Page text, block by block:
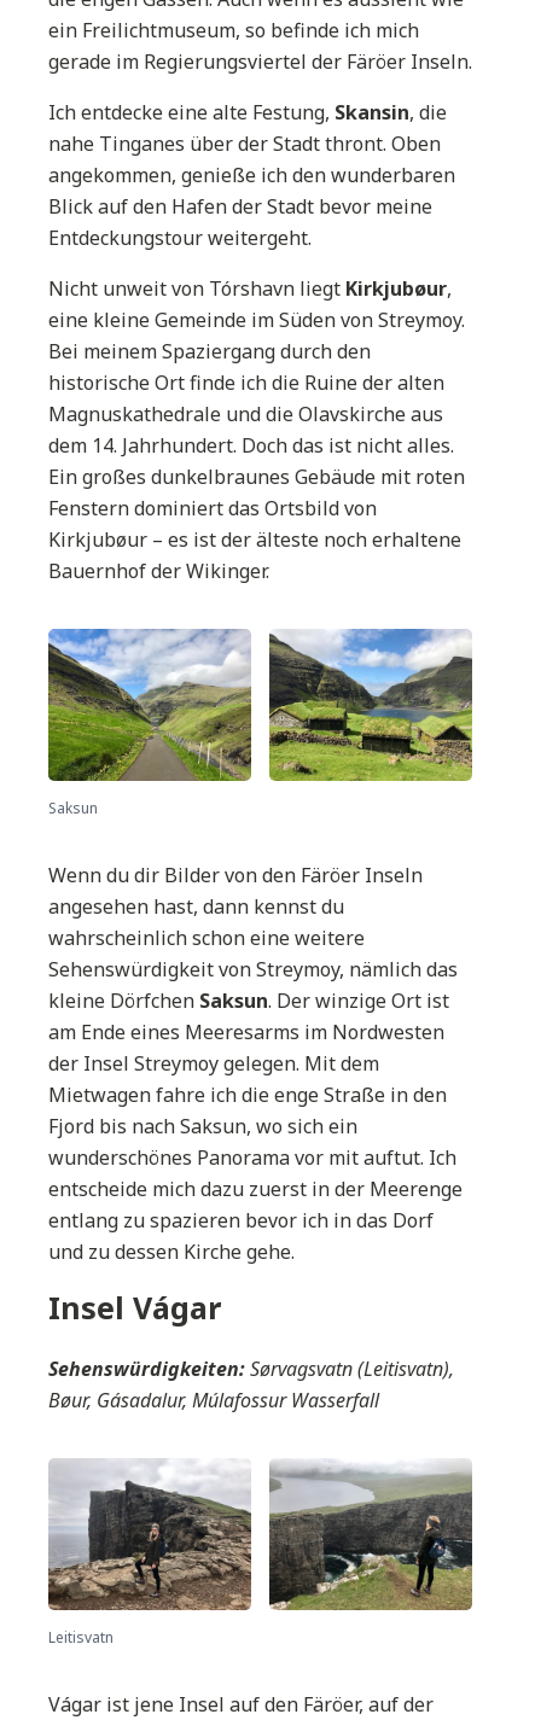
ein Freilichtmuseum, so befinde ich mich
gerade im Regierungsviertel der Färöer Inseln.
Ich entdecke eine alte Festung, Skansin, die
nahe Tinganes über der Stadt thront. Oben
angekommen, genieße ich den wunderbaren
Blick auf den Hafen der Stadt bevor meine
Entdeckungstour weitergeht.
Nicht unweit von Tórshavn liegt Kirkjubøur,
eine kleine Gemeinde im Süden von Streymoy.
Bei meinem Spaziergang durch den
historische Ort finde ich die Ruine der alten
Magnuskathedrale und die Olavskirche aus
dem 14. Jahrhundert. Doch das ist nicht alles.
Ein großes dunkelbraunes Gebäude mit roten
Fenstern dominiert das Ortsbild von
Kirkjubøur – es ist der älteste noch erhaltene
Bauernhof der Wikinger.
Saksun
Wenn du dir Bilder von den Färöer Inseln
angesehen hast, dann kennst du
wahrscheinlich schon eine weitere
Sehenswürdigkeit von Streymoy, nämlich das
kleine Dörfchen Saksun. Der winzige Ort ist
am Ende eines Meeresarms im Nordwesten
der Insel Streymoy gelegen. Mit dem
Mietwagen fahre ich die enge Straße in den
Fjord bis nach Saksun, wo sich ein
wunderschönes Panorama vor mit auftut. Ich
entscheide mich dazu zuerst in der Meerenge
entlang zu spazieren bevor ich in das Dorf
und zu dessen Kirche gehe.
Insel Vágar
Sehenswürdigkeiten:Sørvagsvatn (Leitisvatn),
Bøur, Gásadalur, Múlafossur Wasserfall
Leitisvatn
Vágar ist jene Insel auf den Färöer, auf der